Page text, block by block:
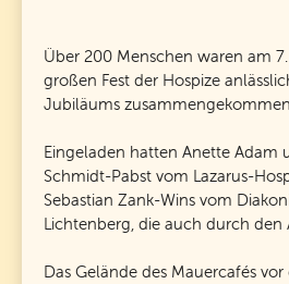
Über 200 Menschen waren am
großen Fest der Hospize
Jubiläums
Eingeladen hatten Anette Adam
Schmidt-Pabst vom Lazarus-
Sebastian Zank-Wins vom
Lichtenberg, die auch durch den
Das Gelände des Mauercafés